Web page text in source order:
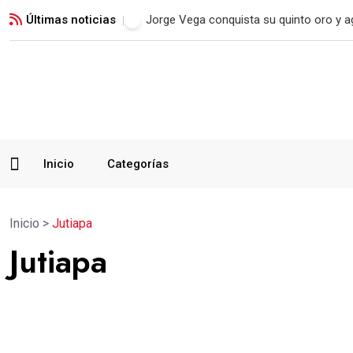
Últimas noticias Real Madrid blinda a Vinicius Jr. hasta
Inicio Categorías
Inicio > Jutiapa
Jutiapa